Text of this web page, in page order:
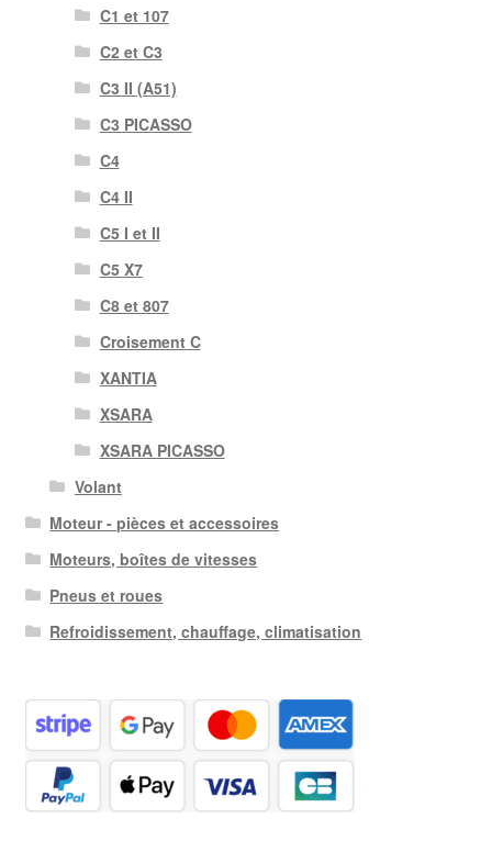
C1 et 107
C2 et C3
C3 II (A51)
C3 PICASSO
C4
C4 II
C5 I et II
C5 X7
C8 et 807
Croisement C
XANTIA
XSARA
XSARA PICASSO
Volant
Moteur - pièces et accessoires
Moteurs, boîtes de vitesses
Pneus et roues
Refroidissement, chauffage, climatisation